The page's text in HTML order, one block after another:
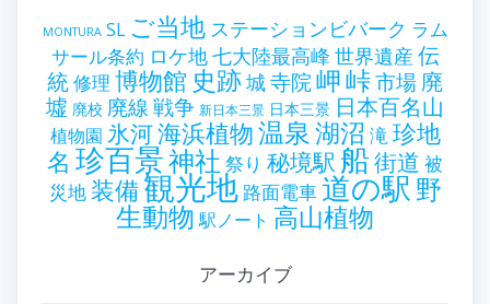
MONTURA SL ご当地 ステーションビバーク ラム
サール条約 ロケ地七大陸最高峰 世界遺産 伝
統修理 博物館 史跡城寺院岬峠市場 廃
墟 廃校 廃線戦争 新日本三景 日本三景 日本百名山
植物園 氷河海浜植物温泉湖沼 滝珍地
名 珍百景神社 祭り 秘境駅 船街道 被
災地 装備観光地 路面電車道の駅 野
生動物 駅ノート 高山植物
アーカイブ